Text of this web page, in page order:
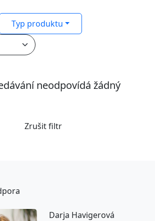
Typ produktu
neodpovídá žádný
Zrušit filtr
Darja Havigerová